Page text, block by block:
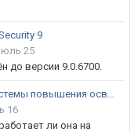
9
25
до версии 9.0.6700.
Тестирование Phishman 2.35, системы повышения осведомлённости пользователей в сфере ИБ
16
ли она на